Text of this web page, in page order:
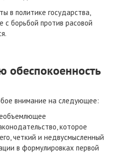
в политике государства,
с борьбой против расовой
обеспокоенность
внимание на следующее:
которое
четкий и недвусмысленный
в формулировках первой